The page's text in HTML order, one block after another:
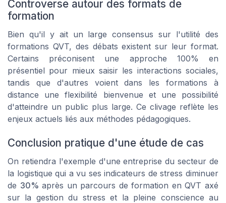
Controverse autour des formats de
formation
Bien qu'il y ait un large consensus sur l'utilité des
formations QVT, des débats existent sur leur format.
Certains préconisent une approche 100% en
présentiel pour mieux saisir les interactions sociales,
tandis que d'autres voient dans les formations à
distance une flexibilité bienvenue et une possibilité
d'atteindre un public plus large. Ce clivage reflète les
enjeux actuels liés aux méthodes pédagogiques.
Conclusion pratique d'une étude de cas
On retiendra l'exemple d'une entreprise du secteur de
la logistique qui a vu ses indicateurs de stress diminuer
de 30% après un parcours de formation en QVT axé
sur la gestion du stress et la pleine conscience au